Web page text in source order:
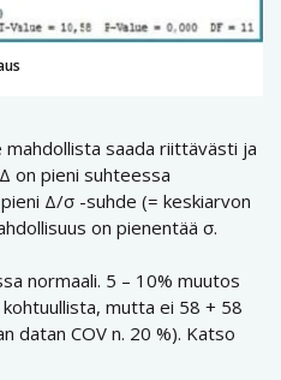
saada riittävästi ja
on pieni suhteessa
Δ/σ -suhde (= keskiarvon
on pienentää σ.
normaali. 5 – 10% muutos
mutta ei 58 + 58
datan COV n. 20 %). Katso